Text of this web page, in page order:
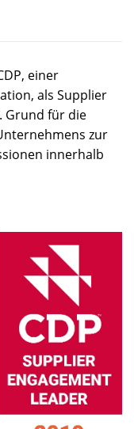
einer
als Supplier
Grund für die
zur
innerhalb